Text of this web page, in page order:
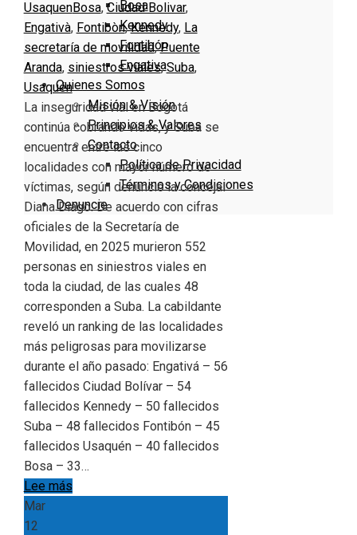
Bosa
Kennedy
Fontibón
Engativa
Quienes Somos
Misión & Visión
Principios & Valores
Contacto
Política de Privacidad
Términos y Condiciones
Denuncie
UsaquenBosa,Ciudad Bolivar,
Engativà, Fontibòn,Kennedy, La
secretaría de movilidad,Puente
Aranda, siniestros viales,Suba,
Usaquén
La inseguridad vial en Bogotá
continúa cobrando vidas, y Suba se
encuentra entre las cinco
localidades con mayor número de
víctimas, según denunció la concejal
Diana Diago. De acuerdo con cifras
oficiales de la Secretaría de
Movilidad, en 2025 murieron 552
personas en siniestros viales en
toda la ciudad, de las cuales 48
corresponden a Suba. La cabildante
reveló un ranking de las localidades
más peligrosas para movilizarse
durante el año pasado: Engativá – 56
fallecidos Ciudad Bolívar – 54
fallecidos Kennedy – 50 fallecidos
Suba – 48 fallecidos Fontibón – 45
fallecidos Usaquén – 40 fallecidos
Bosa – 33…
Lee más
Mar
12